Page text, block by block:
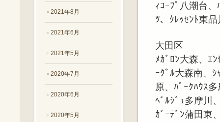
2021年8月
2021年6月
2021年5月
2020年7月
2020年6月
2020年5月
ｨｺｰﾌﾟ八潮台
ﾂ、ｸﾚｯｾﾝﾄ東品
大田区
ﾒｶﾞﾛﾝ大森、ｴ
ｰｸﾞﾙ大森南、
原、ﾊﾟｰｸﾊｳｽ
ﾍﾞﾙｼﾞｭ多摩川
ｶﾞｰﾃﾞﾝ蒲田東